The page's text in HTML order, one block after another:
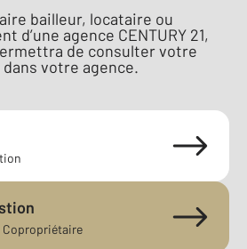
bailleur, locataire ou
d’une agence CENTURY 21,
de consulter votre
votre agence.
Copropriétaire